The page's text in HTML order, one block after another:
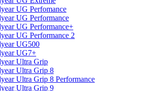
UG Perfomance
UG Performance
UG Performance+
UG Performance 2
UG500
UG7+
Ultra Grip
Ultra Grip 8
Ultra Grip 8 Performance
Ultra Grip 9